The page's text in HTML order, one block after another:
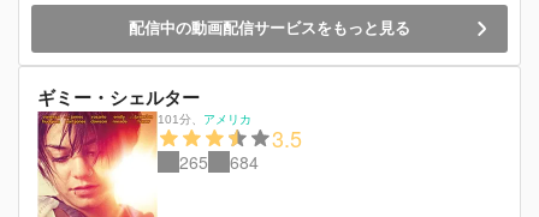
配信中の動画配信サービスをもっと見る
ギミー・シェルター
101分 アメリカ
3.5
265 684